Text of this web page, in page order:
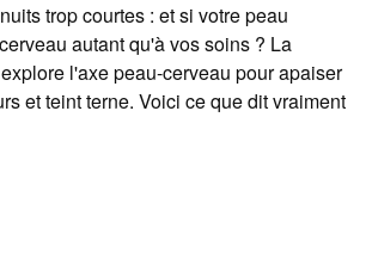
trop courtes : et si votre peau
autant qu'à vos soins ? La
l'axe peau-cerveau pour apaiser
et teint terne. Voici ce que dit vraiment